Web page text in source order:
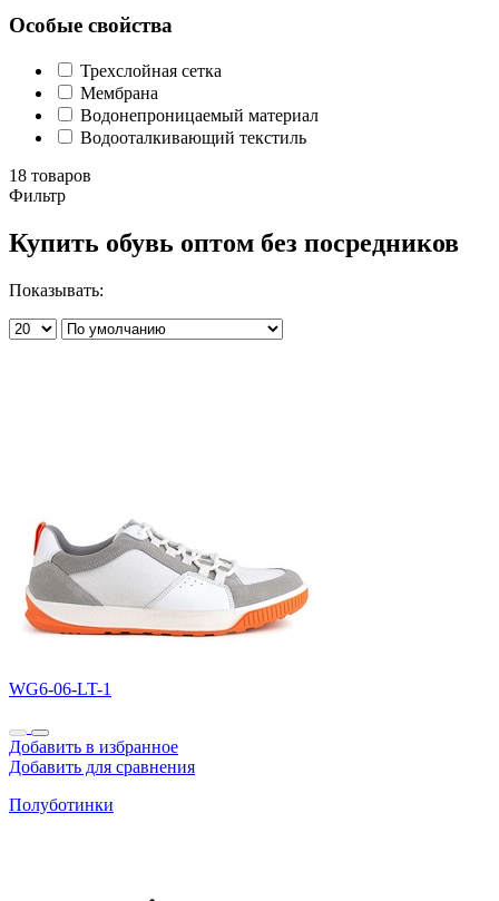
Особые свойства
Трехслойная сетка
Мембрана
Водонепроницаемый материал
Водооталкивающий текстиль
18 товаров
Фильтр
Купить обувь оптом без посредников
Показывать:
WG6-06-LT-1
Добавить в избранное
Добавить для сравнения
Полуботинки